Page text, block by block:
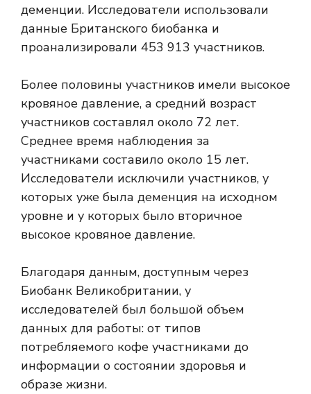
деменции. Исследователи использовали
данные Британского биобанка и
проанализировали 453 913 участников.
Более половины участников имели высокое
кровяное давление, а средний возраст
участников составлял около 72 лет.
Среднее время наблюдения за
участниками составило около 15 лет.
Исследователи исключили участников, у
которых уже была деменция на исходном
уровне и у которых было вторичное
высокое кровяное давление.
Благодаря данным, доступным через
Биобанк Великобритании, у
исследователей был большой объем
данных для работы: от типов
потребляемого кофе участниками до
информации о состоянии здоровья и
образе жизни.